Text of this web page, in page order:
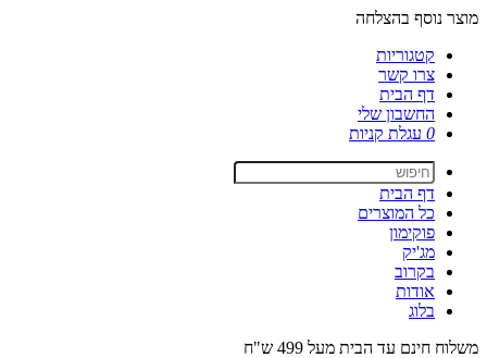
מוצר נוסף בהצלחה
קטגוריות
צרו קשר
דף הבית
החשבון שלי
0 עגלת קניות
דף הבית
כל המוצרים
פוקימון
מג'יק
בקרוב
אודות
בלוג
משלוח חינם עד הבית מעל 499 ש"ח